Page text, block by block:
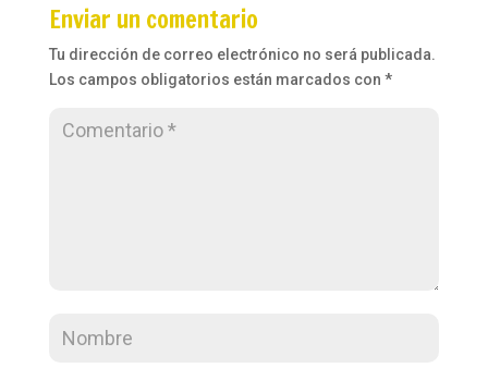
Enviar un comentario
Tu dirección de correo electrónico no será publicada.
Los campos obligatorios están marcados con *